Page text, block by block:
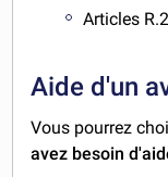
Articles
Aide d'un
Vous pourrez
avez besoin